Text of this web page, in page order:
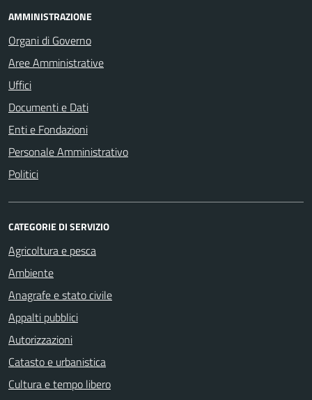
AMMINISTRAZIONE
Organi di Governo
Aree Amministrative
Uffici
Documenti e Dati
Enti e Fondazioni
Personale Amministrativo
Politici
CATEGORIE DI SERVIZIO
Agricoltura e pesca
Ambiente
Anagrafe e stato civile
Appalti pubblici
Autorizzazioni
Catasto e urbanistica
Cultura e tempo libero